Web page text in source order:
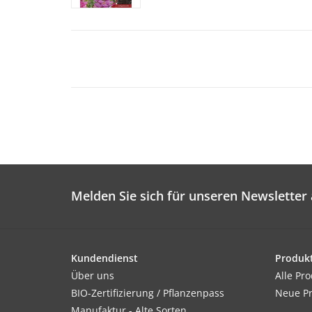
Melden Sie sich für unseren Newsletter
Kundendienst
Über uns
BIO-Zertifizierung / Pflanzenpass
Alle
Neue